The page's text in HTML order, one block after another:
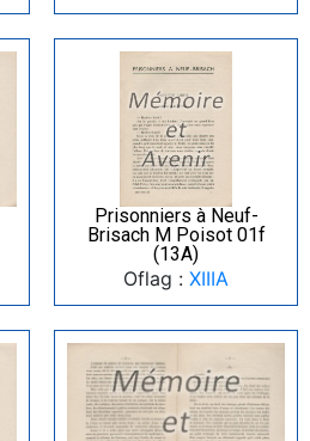
Prisonniers à Neuf-
Brisach M Poisot 01f
(13A)
Oflag : XIIIA